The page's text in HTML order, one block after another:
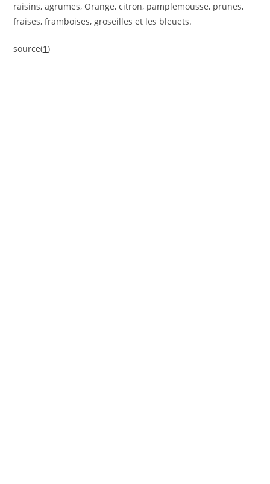
raisins, agrumes, Orange, citron, pamplemousse, prunes,
fraises, framboises, groseilles et les bleuets.
source(1)